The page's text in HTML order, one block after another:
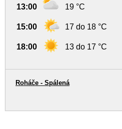
13:00 19 °C
15:00 17 do 18 °C
18:00 13 do 17 °C
Roháče - Spálená